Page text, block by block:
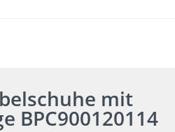
mit
BPC900120114